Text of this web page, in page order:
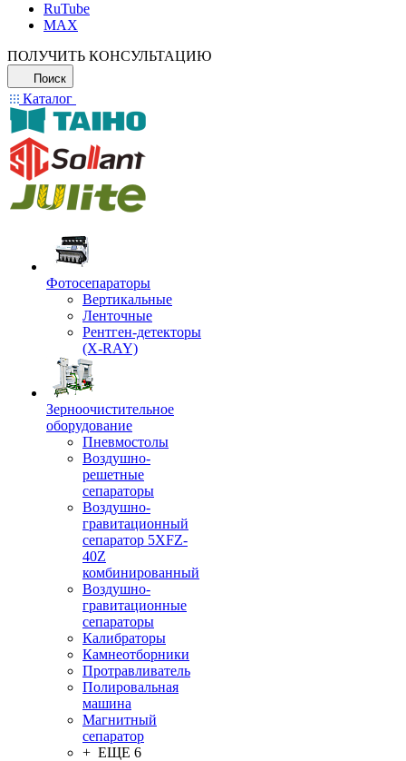
RuTube
MAX
ПОЛУЧИТЬ КОНСУЛЬТАЦИЮ
Поиск
Каталог
Фотосепараторы
Вертикальные
Ленточные
Рентген-детекторы
(X-RAY)
Зерноочистительное
оборудование
Пневмостолы
Воздушно-
решетные
сепараторы
Воздушно-
гравитационный
сепаратор 5XFZ-
40Z
комбинированный
Воздушно-
гравитационные
сепараторы
Калибраторы
Камнеотборники
Протравливатель
Полировальная
машина
Магнитный
сепаратор
+ ЕЩЕ 6